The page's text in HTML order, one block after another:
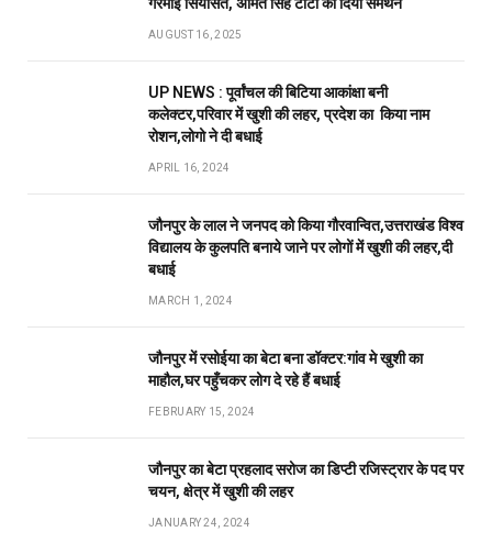
गरमाई सियासत, अमित सिंह टाटा को दिया समर्थन
AUGUST 16, 2025
UP NEWS : पूर्वांचल की बिटिया आकांक्षा बनी
कलेक्टर,परिवार में खुशी की लहर, प्रदेश का किया नाम
रोशन,लोगो ने दी बधाई
APRIL 16, 2024
जौनपुर के लाल ने जनपद को किया गौरवान्वित,उत्तराखंड विश्व
विद्यालय के कुलपति बनाये जाने पर लोगों में खुशी की लहर,दी
बधाई
MARCH 1, 2024
जौनपुर में रसोईया का बेटा बना डॉक्टर:गांव मे खुशी का
माहौल,घर पहुँचकर लोग दे रहे हैं बधाई
FEBRUARY 15, 2024
जौनपुर का बेटा प्रहलाद सरोज का डिप्टी रजिस्ट्रार के पद पर
चयन, क्षेत्र में खुशी की लहर
JANUARY 24, 2024